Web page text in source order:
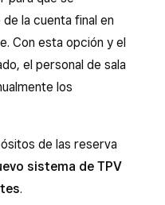
la cuenta final en
Con esta opción y el
el personal de sala
los
de las reserva
sistema de TPV
.